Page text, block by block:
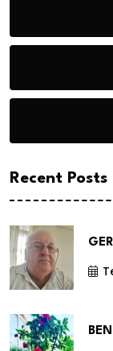
Recent Posts